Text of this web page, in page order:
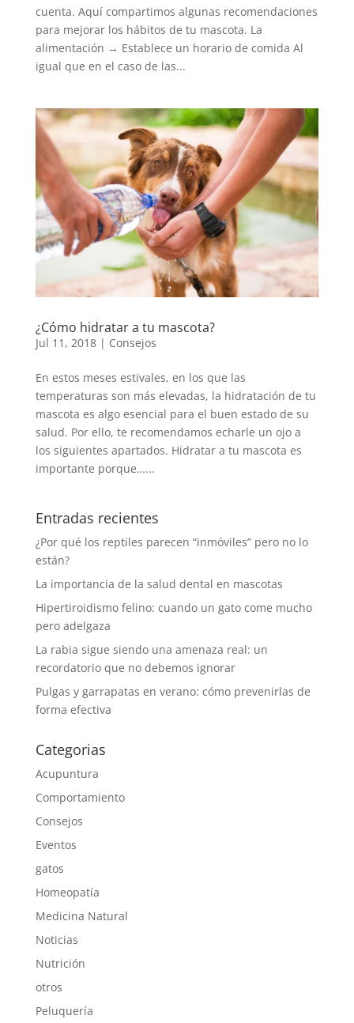
cuenta. Aquí compartimos algunas recomendaciones
para mejorar los hábitos de tu mascota. La
alimentación → Establece un horario de comida Al
igual que en el caso de las...
¿Cómo hidratar a tu mascota?
Jul 11, 2018| Consejos
En estos meses estivales, en los que las
temperaturas son más elevadas, la hidratación de tu
mascota es algo esencial para el buen estado de su
salud. Por ello, te recomendamos echarle un ojo a
los siguientes apartados. Hidratar a tu mascota es
importante porque…...
Entradas recientes
¿Por qué los reptiles parecen “inmóviles” pero no lo
están?
La importancia de la salud dental en mascotas
Hipertiroidismo felino: cuando un gato come mucho
pero adelgaza
La rabia sigue siendo una amenaza real: un
recordatorio que no debemos ignorar
Pulgas y garrapatas en verano: cómo prevenirlas de
forma efectiva
Categorias
Acupuntura
Comportamiento
Consejos
Eventos
gatos
Homeopatía
Medicina Natural
Noticias
Nutrición
otros
Peluquería